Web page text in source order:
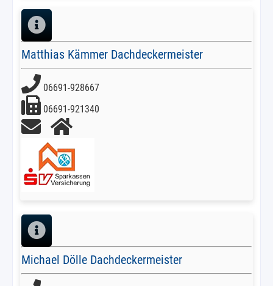
Matthias Kämmer Dachdeckermeister
06691-928667
06691-921340
Michael Dölle Dachdeckermeister